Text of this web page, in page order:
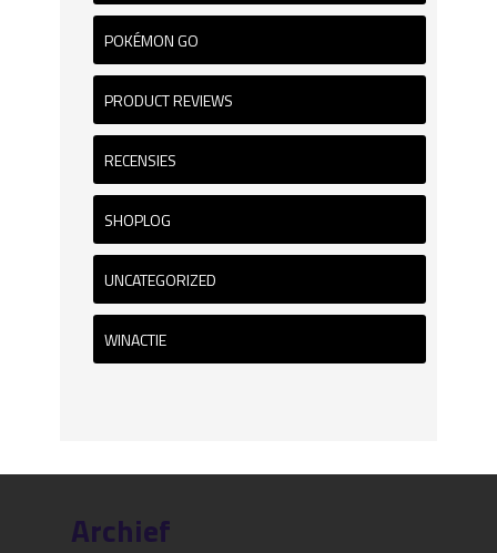
POKÉMON GO
PRODUCT REVIEWS
RECENSIES
SHOPLOG
UNCATEGORIZED
WINACTIE
Archief